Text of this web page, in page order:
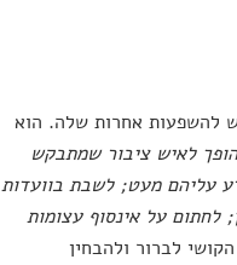
להשפעות אחרות שלה. הוא
לאיש ציבור שמתבקש
עליהם מעט; לשבת בוועדות
על אינסוף עצומות
לברור ולהבחין